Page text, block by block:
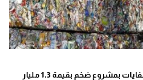
المغرب يراهن على التثمين الطاقي للنفايات بمشروع ضخم بقيمة 1,3 مليار